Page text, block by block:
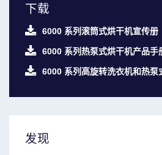
下载
6000 系列滚筒式烘干机宣传册
6000 系列热泵式烘干机产品手
6000 系列高旋转洗衣机和热泵
发现